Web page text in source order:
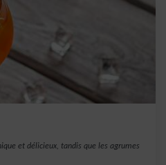
et délicieux, tandis que les agrumes